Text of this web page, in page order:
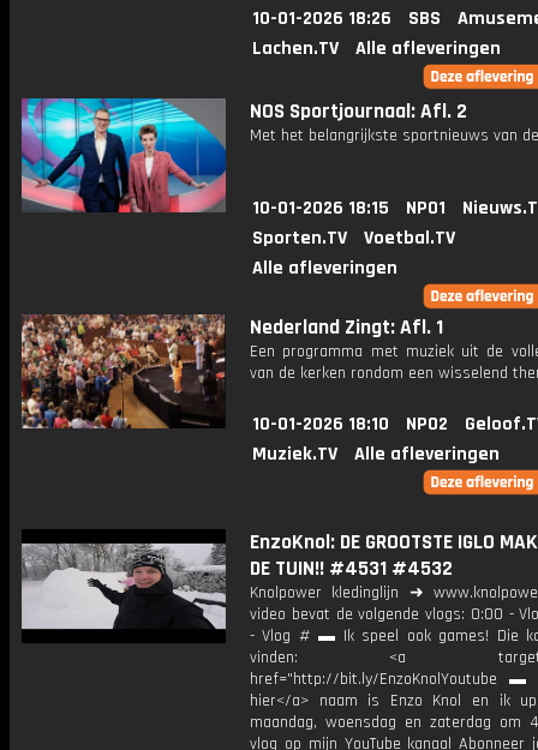
10-01-2026 18:26 SBS
Lachen.TV
Alle afleveringen
NOS Sportjournaal: Afl. 2
Met het belangrijkste sportnieuws van
10-01-2026 18:15 NPO1
Sporten.TV
Voetbal.TV
Alle afleveringen
Nederland Zingt: Afl. 1
Een programma met muziek uit de
van de kerken rondom een wisselend
10-01-2026 18:10 NPO2
Muziek.TV
Alle afleveringen
EnzoKnol: DE GROOTSTE IGLO
DE TUIN!! #4531 #4532
Knolpower kledinglijn ➜
video bevat de volgende vlogs: 0:00 -
- Vlog # ▬ Ik speel ook games! Die
vinden: <a
href="http://bit.ly/EnzoKnolYoutube ▬
hier</a> naam is Enzo Knol en ik
maandag, woensdag en zaterdag om
vlog op mijn YouTube kanaal Abonneer